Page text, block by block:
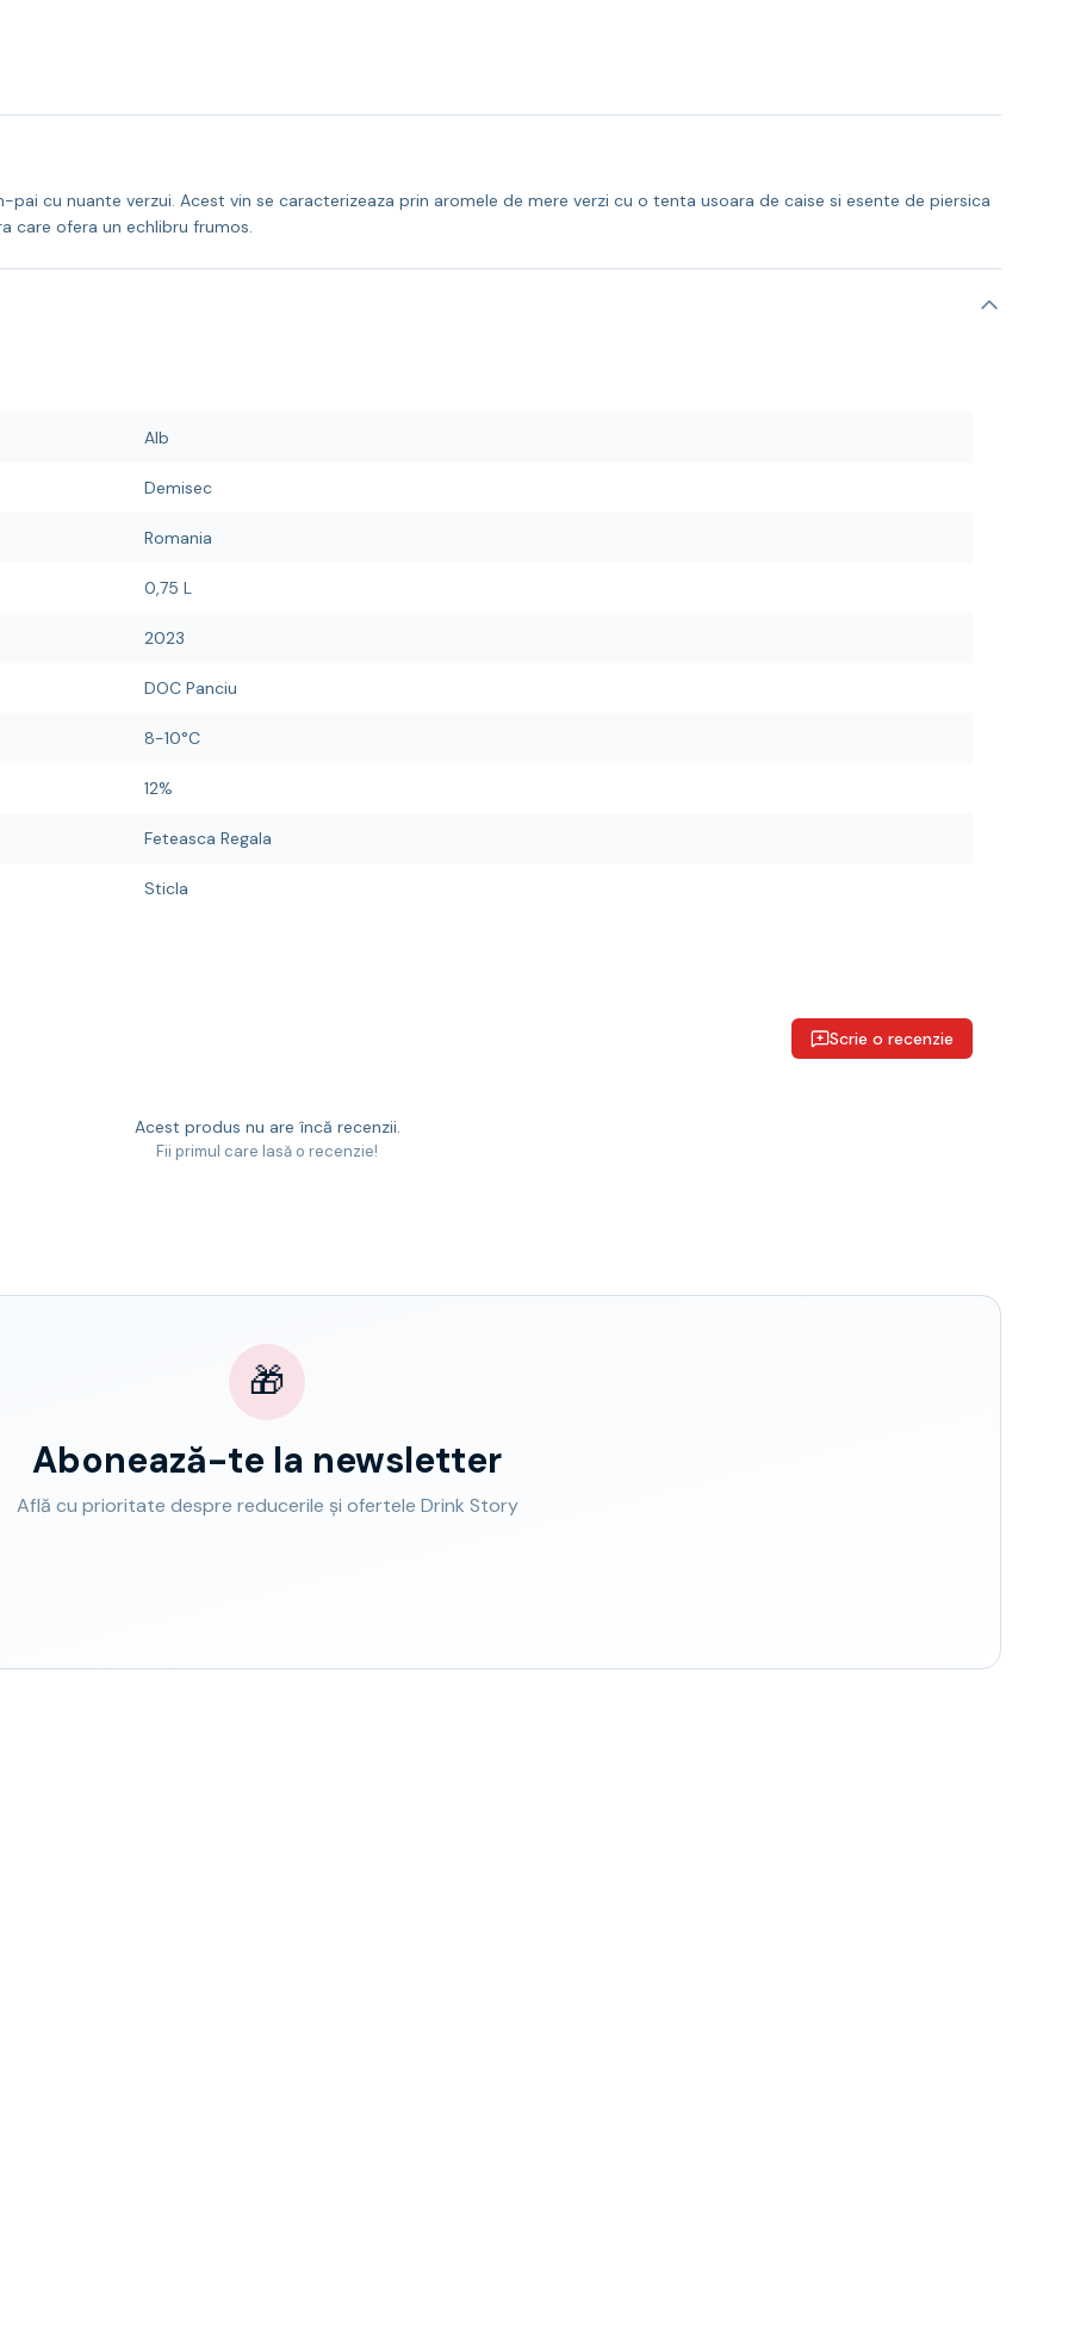
pai cu nuante verzui. Acest vin se caracterizeaza prin aromele de mere verzi cu o tenta usoara de caise si esente de piersica
care ofera un echlibru frumos.
Alb
Demisec
Romania
0,75 L
2023
DOC Panciu
8-10°C
12%
Feteasca Regala
Sticla
Scrie o recenzie
Acest produs nu are încă recenzii.
Fii primul care lasă o recenzie!
🎁
Abonează-te la newsletter
Află cu prioritate despre reducerile și ofertele Drink Story